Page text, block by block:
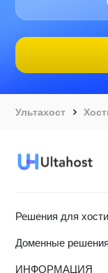
Ультахост
Решения для
Доменные решения
ИНФОРМАЦИЯ